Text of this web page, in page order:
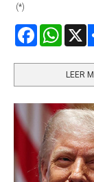
(*)
Facebook
LEER